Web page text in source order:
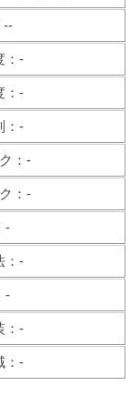
--
：-
：-
：-
：-
：-
-
：-
-
：-
：-